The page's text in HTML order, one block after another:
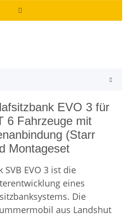
EVO 3 für
6 Fahrzeuge mit
(Starr
Montageset
SVB EVO 3 ist die
eines
Die
aus Landshut